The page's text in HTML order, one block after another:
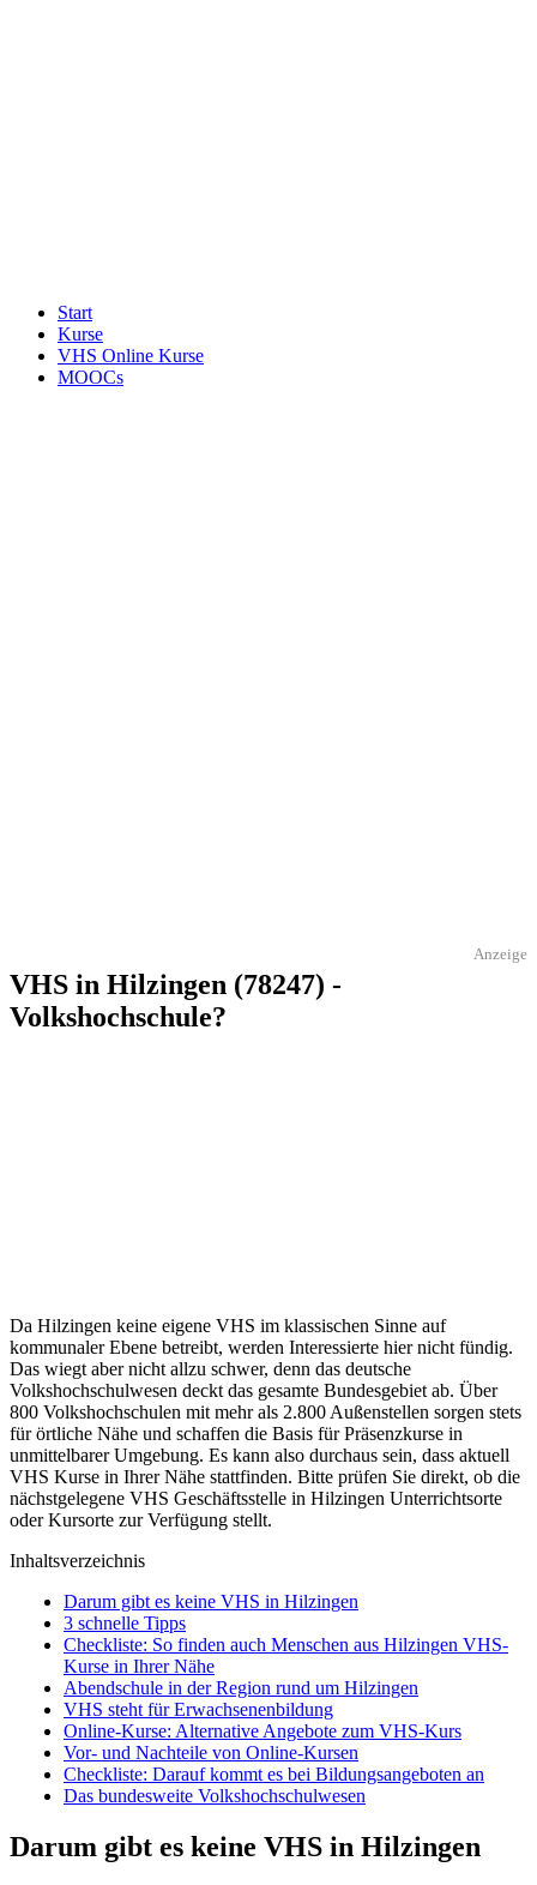
Start
Kurse
VHS Online Kurse
MOOCs
Anzeige
VHS in Hilzingen (78247) -
Volkshochschule?
Da Hilzingen keine eigene VHS im klassischen Sinne auf
kommunaler Ebene betreibt, werden Interessierte hier nicht fündig.
Das wiegt aber nicht allzu schwer, denn das deutsche
Volkshochschulwesen deckt das gesamte Bundesgebiet ab. Über
800 Volkshochschulen mit mehr als 2.800 Außenstellen sorgen stets
für örtliche Nähe und schaffen die Basis für Präsenzkurse in
unmittelbarer Umgebung. Es kann also durchaus sein, dass aktuell
VHS Kurse in Ihrer Nähe stattfinden. Bitte prüfen Sie direkt, ob die
nächstgelegene VHS Geschäftsstelle in Hilzingen Unterrichtsorte
oder Kursorte zur Verfügung stellt.
Inhaltsverzeichnis
Darum gibt es keine VHS in Hilzingen
3 schnelle Tipps
Checkliste: So finden auch Menschen aus Hilzingen VHS-
Kurse in Ihrer Nähe
Abendschule in der Region rund um Hilzingen
VHS steht für Erwachsenenbildung
Online-Kurse: Alternative Angebote zum VHS-Kurs
Vor- und Nachteile von Online-Kursen
Checkliste: Darauf kommt es bei Bildungsangeboten an
Das bundesweite Volkshochschulwesen
Darum gibt es keine VHS in Hilzingen